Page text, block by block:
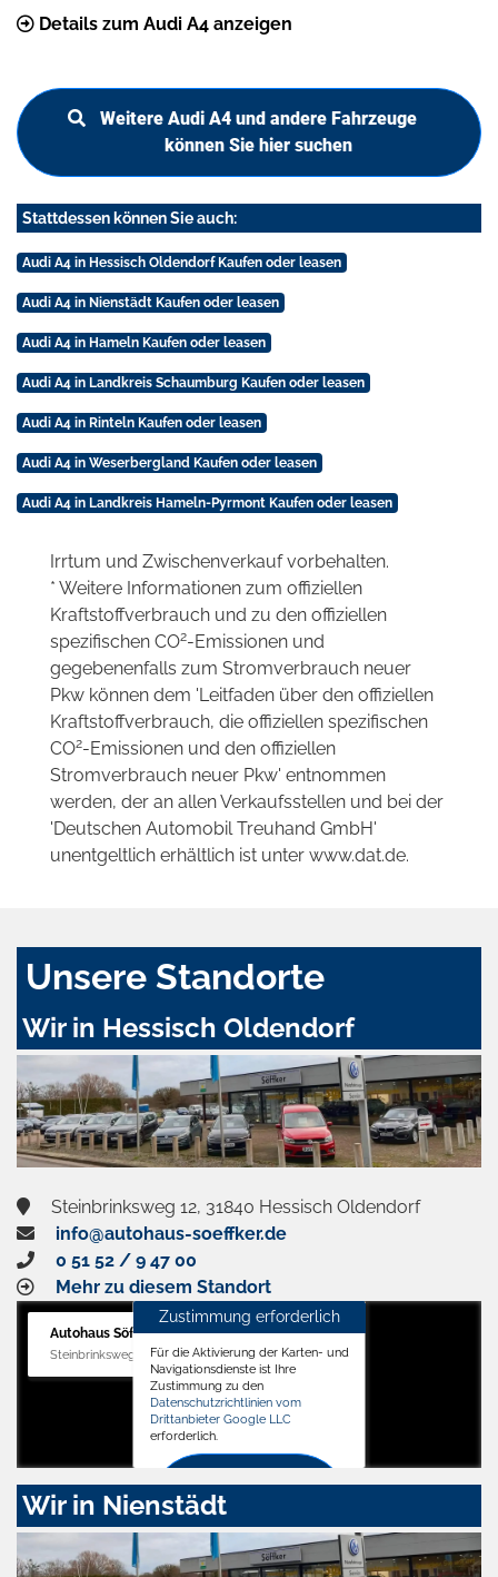
Details zum Audi A4 anzeigen
Weitere Audi A4 und andere Fahrzeuge
können Sie hier suchen
Stattdessen können Sie auch:
Audi A4 in Hessisch Oldendorf Kaufen oder leasen
Audi A4 in Nienstädt Kaufen oder leasen
Audi A4 in Hameln Kaufen oder leasen
Audi A4 in Landkreis Schaumburg Kaufen oder leasen
Audi A4 in Rinteln Kaufen oder leasen
Audi A4 in Weserbergland Kaufen oder leasen
Audi A4 in Landkreis Hameln-Pyrmont Kaufen oder leasen
Irrtum und Zwischenverkauf vorbehalten.
* Weitere Informationen zum offiziellen
Kraftstoffverbrauch und zu den offiziellen
spezifischen CO2-Emissionen und
gegebenenfalls zum Stromverbrauch neuer
Pkw können dem 'Leitfaden über den offiziellen
Kraftstoffverbrauch, die offiziellen spezifischen
CO2-Emissionen und den offiziellen
Stromverbrauch neuer Pkw' entnommen
werden, der an allen Verkaufsstellen und bei der
'Deutschen Automobil Treuhand GmbH'
unentgeltlich erhältlich ist unter www.dat.de.
Unsere Standorte
Wir in Hessisch Oldendorf
Steinbrinksweg 12, 31840 Hessisch Oldendorf
info@autohaus-soeffker.de
0 51 52 / 9 47 00
Mehr zu diesem Standort
Autohaus Söffker GmbH
Steinbrinksweg 12, 31840 Hessisch Oldendorf
Zustimmung erforderlich
Für die Aktivierung der Karten- und
Navigationsdienste ist Ihre
Zustimmung zu den
Datenschutzrichtlinien vom
Drittanbieter Google LLC
erforderlich.
Zustimmen
aktivieren
Wir in Nienstädt